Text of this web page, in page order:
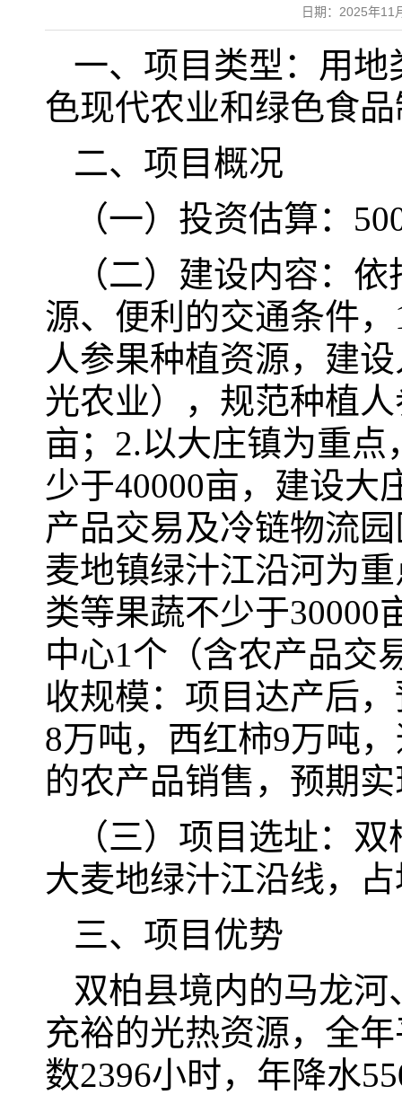
日期：2025年
一、项目类型：用
色现代农业和绿色食
二、项目概况
（一）投资估算：
（二）建设内容：
源、便利的交通条件
人参果种植资源，建
光农业），规范种植
亩；2.以大庄镇为重
少于40000亩，建设大
产品交易及冷链物流
麦地镇绿汁江沿河为
类等果蔬不少于30000
中心1个（含农产品交
收规模：项目达产后
8万吨，西红柿9万吨
的农产品销售，预期
（三）项目选址：
大麦地绿汁江沿线，
三、项目优势
双柏县境内的马龙
充裕的光热资源，全
数2396小时，年降水